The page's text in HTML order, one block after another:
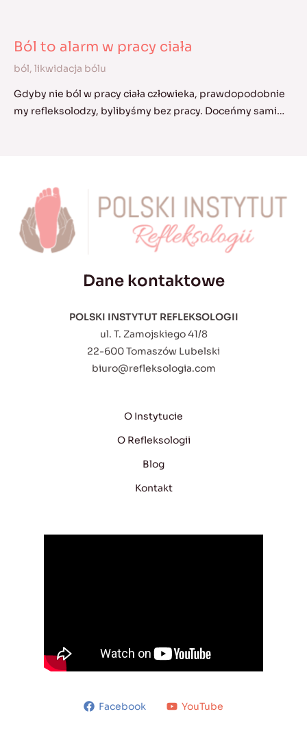
Ból to alarm w pracy ciała
ból, likwidacja bólu
Gdyby nie ból w pracy ciała człowieka, prawdopodobnie
my refleksolodzy, bylibyśmy bez pracy. Doceńmy sami…
Dane kontaktowe
POLSKI INSTYTUT REFLEKSOLOGII
ul. T. Zamojskiego 41/8
22-600 Tomaszów Lubelski
biuro@refleksologia.com
O Instytucie
O Refleksologii
Blog
Kontakt
Facebook YouTube